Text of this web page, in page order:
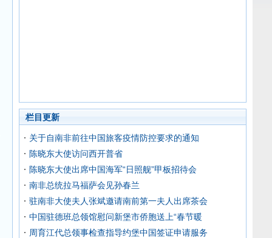
栏目更新
关于自南非前往中国旅客疫情防控要求的通知
陈晓东大使访问西开普省
陈晓东大使出席中国海军“日照舰”甲板招待会
南非总统拉马福萨会见孙春兰
驻南非大使夫人张斌邀请南前第一夫人出席茶会
中国驻德班总领馆慰问新堡市侨胞送上“春节暖
周育江代总领事检查指导约堡中国签证申请服务